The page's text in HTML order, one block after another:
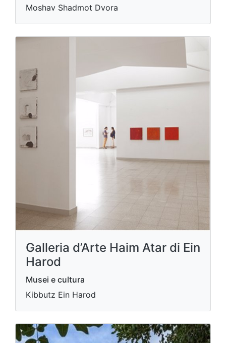
Moshav Shadmot Dvora
Galleria d’Arte Haim Atar di Ein
Harod
Musei e cultura
Kibbutz Ein Harod